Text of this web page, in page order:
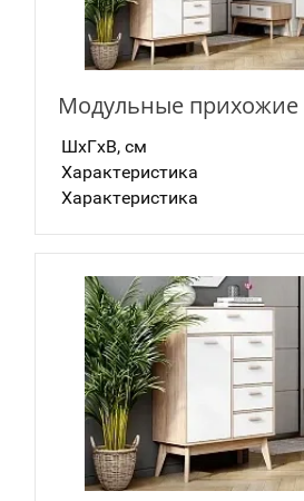
Модульные прихожие
ШxГxВ, см
Характеристика
Характеристика